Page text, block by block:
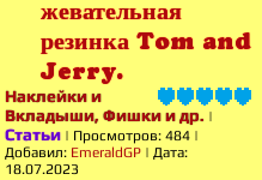
жевательная
резинка Tom and
Jerry.
Наклейки и
Вкладыши, Фишки и др. |
Статьи | Просмотров: 484 |
Добавил: EmeraldGP | Дата:
18.07.2023